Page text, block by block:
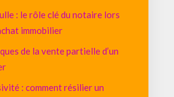
: le rôle clé du notaire lors
immobilier
de la vente partielle d’un
: comment résilier un